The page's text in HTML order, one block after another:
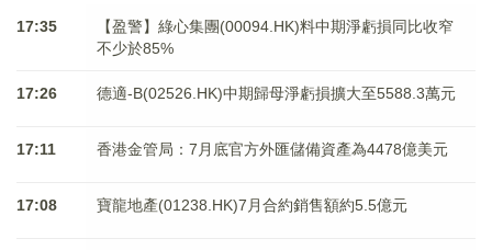
17:35
【盈警】綠心集團(00094.HK)料中期淨虧損同比收窄
不少於85%
17:26 德適-B(02526.HK)中期歸母淨虧損擴大至5588.3萬元
17:11 香港金管局：7月底官方外匯儲備資產為4478億美元
17:08 寶龍地產(01238.HK)7月合約銷售額約5.5億元